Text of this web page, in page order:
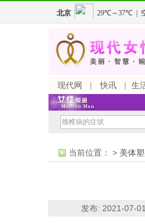
现代网 快讯 生
当前位置： > 美体
发布: 2021-07-